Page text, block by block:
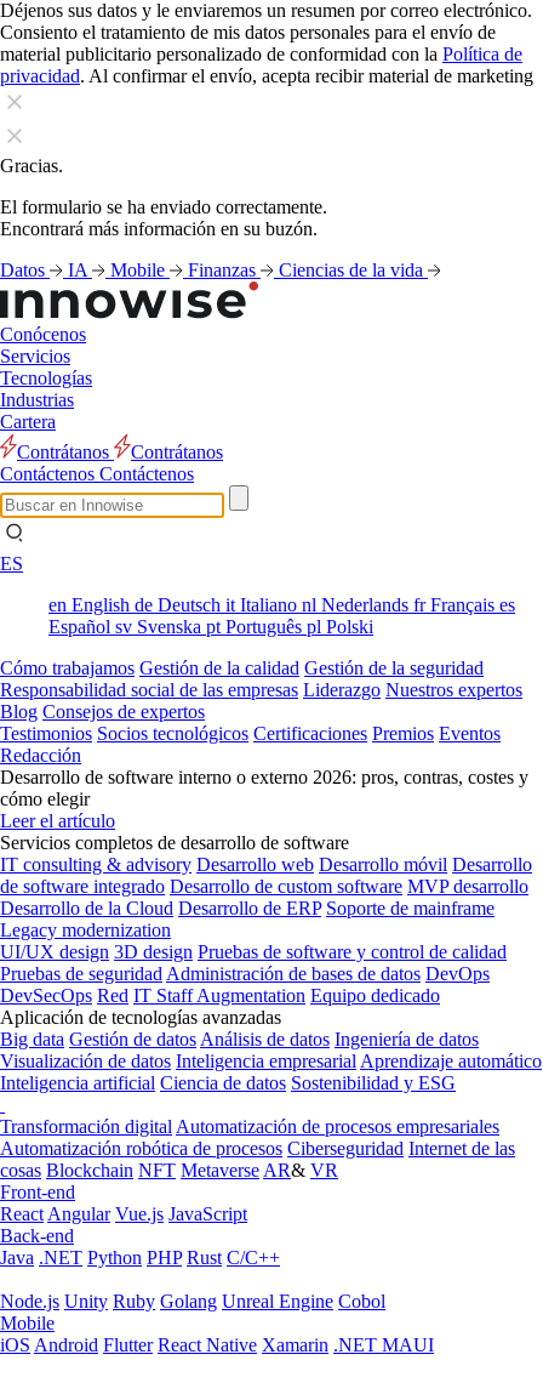
Déjenos sus datos y le enviaremos un resumen por correo electrónico.
Consiento el tratamiento de mis datos personales para el envío de
material publicitario personalizado de conformidad con la Política de
privacidad. Al confirmar el envío, acepta recibir material de marketing
Gracias.
El formulario se ha enviado correctamente.
Encontrará más información en su buzón.
Datos
IA Mobile Finanzas Ciencias de la vida
Conócenos
Servicios
Tecnologías
Industrias
Cartera
Contrátanos
Contrátanos
Contáctenos Contáctenos
ES
en English de Deutsch it Italiano nl Nederlands frFrançais es
Español sv Svenska pt Português pl Polski
Cómo trabajamos Gestión de la calidad Gestión de la seguridad
Responsabilidad social de las empresas Liderazgo Nuestros expertos
Blog Consejos de expertos
Testimonios Socios tecnológicos Certificaciones Premios Eventos
Redacción
Desarrollo de software interno o externo 2026: pros, contras, costes y
cómo elegir
Leer el artículo
Servicios completos de desarrollo de software
IT consulting & advisory Desarrollo web Desarrollo móvil Desarrollo
de software integrado Desarrollo de custom software MVP desarrollo
Desarrollo de la Cloud Desarrollo de ERP Soporte de mainframe
Legacy modernization
UI/UX design 3D design Pruebas de software y control de calidad
Pruebas de seguridad Administración de bases de datos DevOps
DevSecOps Red IT Staff Augmentation Equipo dedicado
Aplicación de tecnologías avanzadas
Big data Gestión de datos Análisis de datos Ingeniería de datos
Visualización de datos Inteligencia empresarial Aprendizaje automático
Inteligencia artificial Ciencia de datos Sostenibilidad y ESG
Transformación digital Automatización de procesos empresariales
Automatización robótica de procesos Ciberseguridad Internet de las
cosas Blockchain NFT Metaverse AR& VR
Front-end
React Angular Vue.js JavaScript
Back-end
Java .NET Python PHP Rust C/C++
Node.js Unity Ruby Golang Unreal Engine Cobol
Mobile
iOS Android Flutter React Native Xamarin .NET MAUI